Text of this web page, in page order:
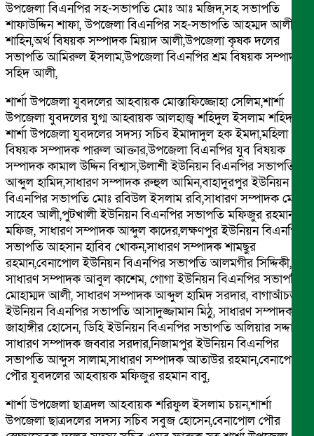
উপজেলা বিএনপির সহ-সভাপতি মোঃ আঃ মজিদ,সহ সভাপতি
শাফাউদ্দিন শাফা, উপজেলা বিএনপির সহ-সভাপতি আহম্মদ আলী
শাহিন,অর্থ বিষয়ক সম্পাদক মিয়াদ আলী,উপজেলা কৃষক দলের
সভাপতি আমিরুল ইসলাম,উপজেলা বিএনপির শ্রম বিষয়ক সম্পাদক
সহিদ আলী,
শার্শা উপজেলা যুবদলের আহবায়ক মোস্তাফিজ্জোহা সেলিম,শার্শা
উপজেলা যুবদলের যুগ্ম আহ্বায়ক আলহাজ্ব শহিদুল ইসলাম শহিদ,
শার্শা উপজেলা যুবদলের সদস্য সচিব ইমাদাদুল হক ইমদা,মহিলা
বিষয়ক সম্পাদক পারুল আক্তার,উপজেলা বিএনপির যুব বিষয়ক
সম্পাদক কামাল উদ্দিন বিশ্বাস,উলাশী ইউনিয়ন বিএনপির সভাপতি
আব্দুল হামিদ,সাধারণ সম্পাদক রুহুল আমিন,বাহাদুরপুর ইউনিয়ন
বিএনপির সভাপতি মোঃ রবিউল ইসলাম রবি,সাধারণ সম্পাদক মোঃ
সাহেব আলী,পুটখালী ইউনিয়ন বিএনপির সভাপতি মফিজুর রহমান
মফিজ, সাধারণ সম্পাদক আব্দুল কাদের,লক্ষণপুর ইউনিয়ন বিএনপির
সভাপতি আহসান হাবিব খোকন,সাধারণ সম্পাদক শামছুর
রহমান,বেনাপোল ইউনিয়ন বিএনপির সভাপতি আলমগীর সিদ্দিকী,
সাধারণ সম্পাদক আবুল কাশেম, গোগা ইউনিয়ন বিএনপির সভাপতি
মোহাম্মদ আলী, সাধারণ সম্পাদক আব্দুল হামিদ সরদার, বাগাআঁচড়া
ইউনিয়ন বিএনপির সভাপতি আসাদুজ্জামান মিঠু, সাধারণ সম্পাদক
জাহাঙ্গীর হোসেন, ডিহি ইউনিয়ন বিএনপির সভাপতি অলিয়ার সদ্দার,
সাধারণ সম্পাদক জব্বার সরদার,নিজামপুর ইউনিয়ন বিএনপির
সভাপতি আব্দুস সালাম,সাধারণ সম্পাদক আতাউর রহমান,বেনাপোল
পৌর যুবদলের আহবায়ক মফিজুর রহমান বাবু,
শার্শা উপজেলা ছাত্রদল আহবায়ক শরিফুল ইসলাম চয়ন,শার্শা
উপজেলা ছাত্রদলের সদস্য সচিব সবুজ হোসেন,বেনাপোল পৌর